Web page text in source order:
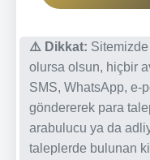
⚠️ Dikkat:
olursa olsun, hiçbir
SMS, WhatsApp, e-
göndererek para
arabulucu ya da
taleplerde bulunan